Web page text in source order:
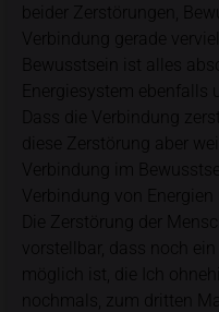
beider Zerstörungen,
Verbindung gerade
Bewusstsein ist alles
Energiesystem ebenfalls
Dass die Verbindung
diese Zerstörung aber
Verbindung im
Verbindung von
Die Zerstörung der
vorstellbar, dass noch
möglich ist, die Ich
nochmals, zum dritten